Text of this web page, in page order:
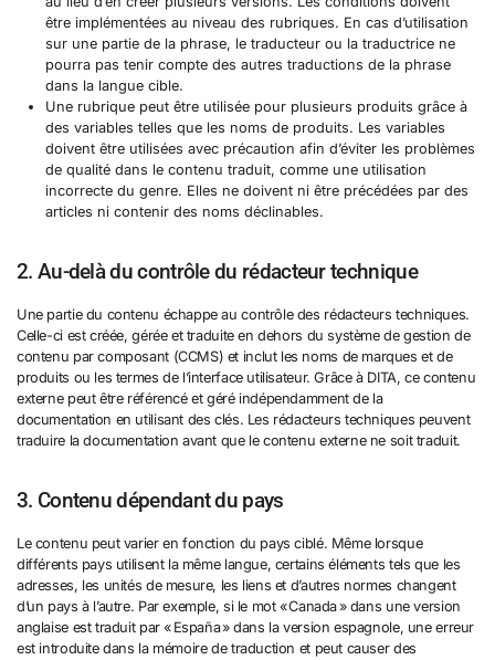
être implémentées au niveau des rubriques. En cas d’utilisation
sur une partie de la phrase, le traducteur ou la traductrice ne
pourra pas tenir compte des autres traductions de la phrase
dans la langue cible.
Une rubrique peut être utilisée pour plusieurs produits grâce à
des variables telles que les noms de produits. Les variables
doivent être utilisées avec précaution afin d’éviter les problèmes
de qualité dans le contenu traduit, comme une utilisation
incorrecte du genre. Elles ne doivent ni être précédées par des
articles ni contenir des noms déclinables.
2. Au-delà du contrôle du rédacteur technique
Une partie du contenu échappe au contrôle des rédacteurs techniques.
Celle-ci est créée, gérée et traduite en dehors du système de gestion de
contenu par composant (CCMS) et inclut les noms de marques et de
produits ou les termes de l’interface utilisateur. Grâce à DITA, ce contenu
externe peut être référencé et géré indépendamment de la
documentation en utilisant des clés. Les rédacteurs techniques peuvent
traduire la documentation avant que le contenu externe ne soit traduit.
3. Contenu dépendant du pays
Le contenu peut varier en fonction du pays ciblé. Même lorsque
différents pays utilisent la même langue, certains éléments tels que les
adresses, les unités de mesure, les liens et d’autres normes changent
d’un pays à l’autre. Par exemple, si le mot « Canada » dans une version
anglaise est traduit par « España » dans la version espagnole, une erreur
est introduite dans la mémoire de traduction et peut causer des